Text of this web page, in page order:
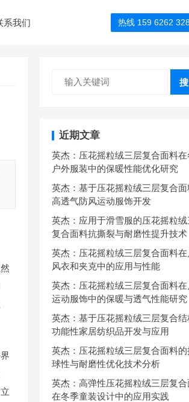
系我们 热线 159 6262
近期文章
英杰：压花摇粒绒三层复合面料
户外服装中的保暖性能优化研究
英杰：基于压花摇粒绒三层复合面
高透气防风运动服饰开发
英杰：应用于滑雪服的压花摇粒
复合面料抗撕裂与耐磨性提升技术
英杰：压花摇粒绒三层复合面料
风衣和夹克中的应用与性能
英杰：压花摇粒绒三层复合面料
运动服饰中的保暖与透气性能研究
英杰：基于压花摇粒绒三层复合结
功能性家居纺织品开发与应用
英杰：压花摇粒绒三层复合面料的
球性与耐磨性优化技术分析
英杰：高弹性压花摇粒绒三层复
在冬季童装设计中的应用实践